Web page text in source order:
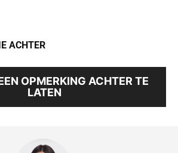
ACHTER
OPMERKING ACHTER TE
LATEN